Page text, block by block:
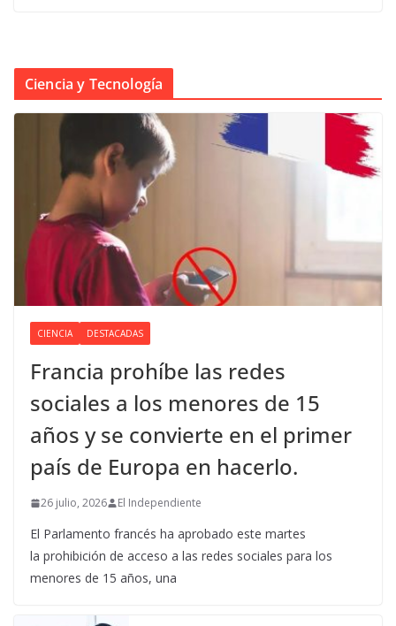
Ciencia y Tecnología
CIENCIA DESTACADAS
Francia prohíbe las redes
sociales a los menores de 15
años y se convierte en el primer
país de Europa en hacerlo.
26 julio, 2026 El Independiente
El Parlamento francés ha aprobado este martes
la prohibición de acceso a las redes sociales para los
menores de 15 años, una